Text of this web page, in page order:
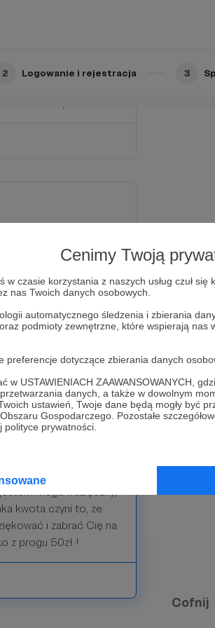
Cenimy Twoją
w czasie korzystania z naszych usług czuł
nas Twoich danych osobowych.
automatycznego śledzenia i zbierania
podmioty zewnętrzne, które wspierają nas
dotyczące zbierania danych
w USTAWIENIACH ZAAWANSOWANYCH,
danych, a także w dowolnym
ustawień, Twoje dane będą mogły być
Gospodarczego. Pozostałe
prywatności.
2 Logowanie i rejestracja 3
związanych z moim
je w pierwszej
się i umawiamy
podziękować Ci za
chętnie
w życie. Z uwagi, że
raz w miesiącu lub raz
żeby ktoś kiedyś
mega wdzięczny,
kwota czyni to, że
i zabrać Cię na
z progu 50zł !
Cofnij